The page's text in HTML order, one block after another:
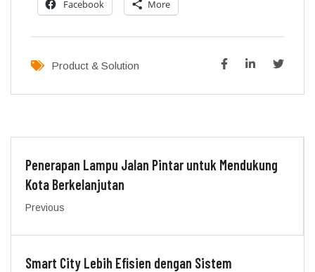
Facebook More
Product & Solution
Penerapan Lampu Jalan Pintar untuk Mendukung
Kota Berkelanjutan
Previous
Smart City Lebih Efisien dengan Sistem